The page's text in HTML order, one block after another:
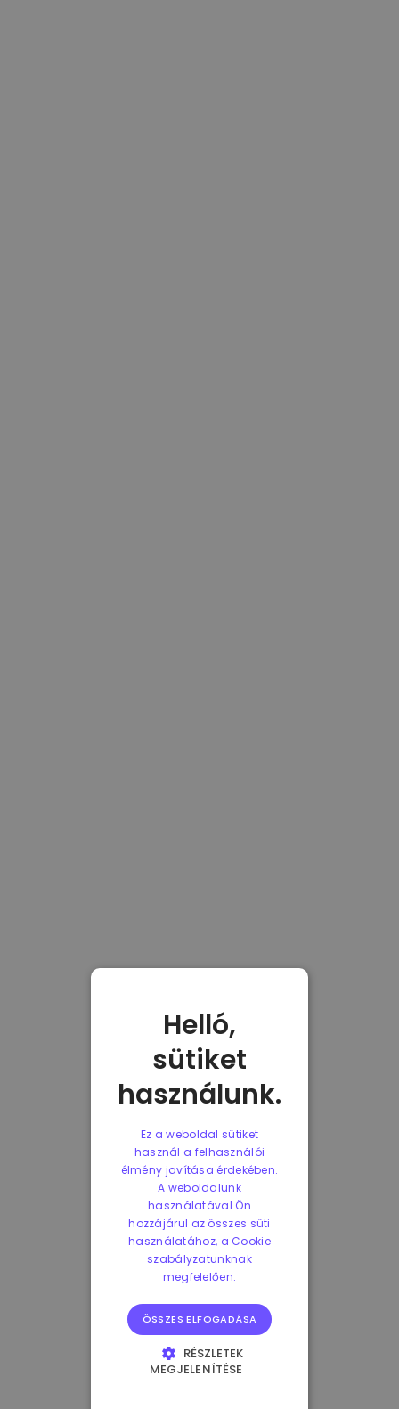
Helló,
sütiket
használunk.
Ez a weboldal sütiket
használ a felhasználói
élmény javítása érdekében.
A weboldalunk
használatával Ön
hozzájárul az összes süti
használatához, a Cookie
szabályzatunknak
megfelelően.
ÖSSZES ELFOGADÁSA
RÉSZLETEK
MEGJELENÍTÉSE